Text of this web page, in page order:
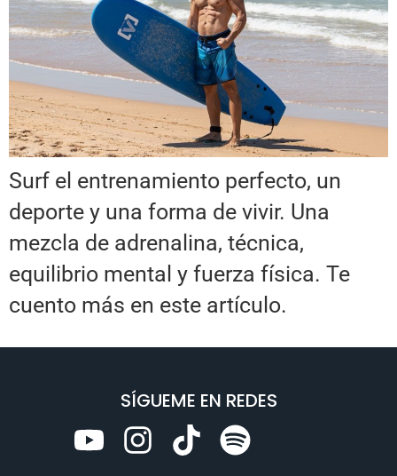
Surf el entrenamiento perfecto, un
deporte y una forma de vivir. Una
mezcla de adrenalina, técnica,
equilibrio mental y fuerza física. Te
cuento más en este artículo.
SÍGUEME EN REDES